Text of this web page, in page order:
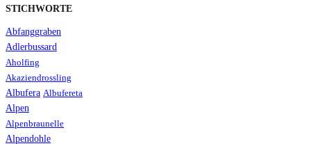
STICHWORTE
Abfanggraben
Adlerbussard
Aholfing
Akaziendrossling
Albufera Albufereta
Alpen
Alpenbraunelle
Alpendohle